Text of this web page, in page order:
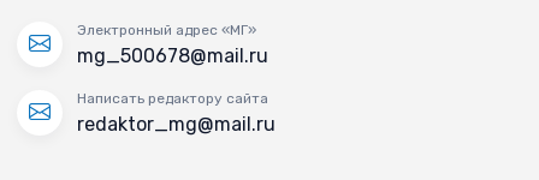
Электронный адрес «МГ»
mg_500678@mail.ru
Написать редактору сайта
redaktor_mg@mail.ru